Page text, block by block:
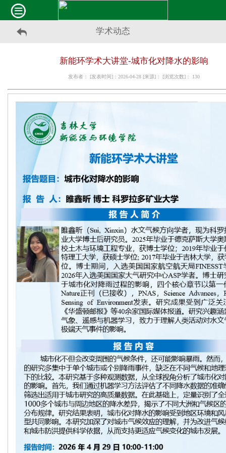
学术动态
新能环学术大讲堂-城市化对降水的影响
发布者： [发表时间]：2026-04-28 [来源]： [浏览次数]： 130